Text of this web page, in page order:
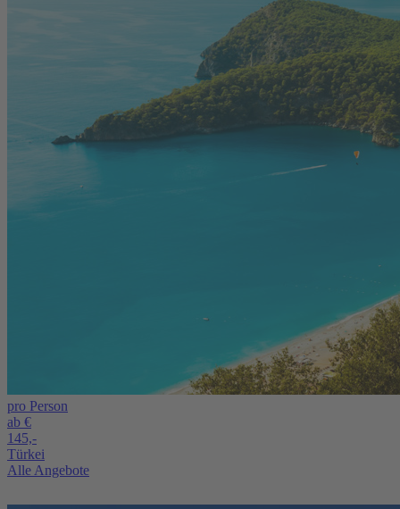
pro Person
ab €
145,-
Türkei
Alle Angebote